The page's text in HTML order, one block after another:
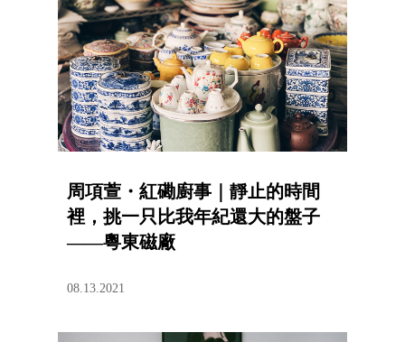
周項萱・紅磡廚事｜靜止的時間
裡，挑一只比我年紀還大的盤子
——粵東磁廠
08.13.2021